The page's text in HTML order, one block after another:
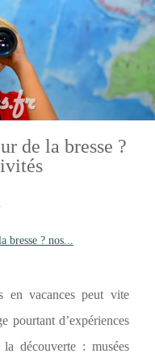
de la bresse ?
bresse ? nos...
en vacances peut vite
pourtant d’expériences
découverte : musées